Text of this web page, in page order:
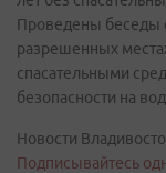
Проведены беседы
разрешенных
спасательными
безопасности на
Новости
Подписывайтесь